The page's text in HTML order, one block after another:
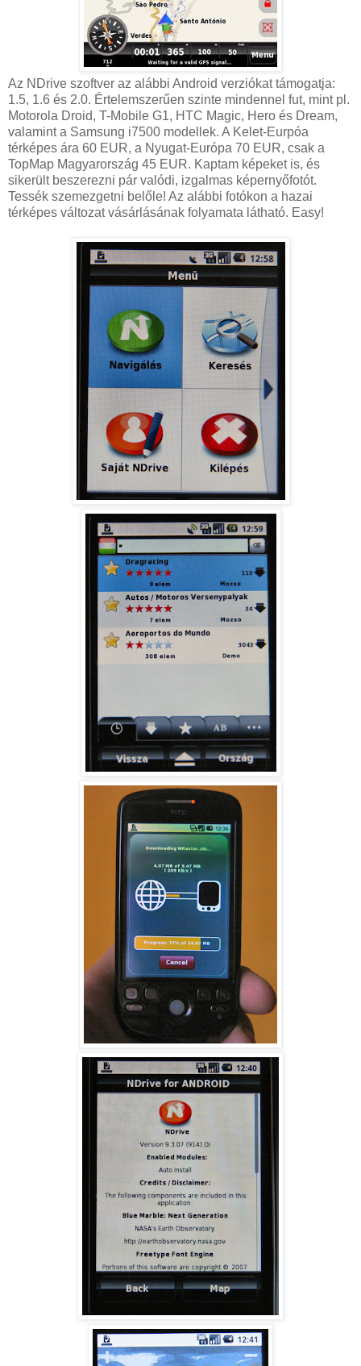
Az NDrive szoftver az alábbi Android verziókat támogatja:
1.5, 1.6 és 2.0. Értelemszerűen szinte mindennel fut, mint pl.
Motorola Droid, T-Mobile G1, HTC Magic, Hero és Dream,
valamint a Samsung i7500 modellek. A Kelet-Eurpóa
térképes ára 60 EUR, a Nyugat-Európa 70 EUR, csak a
TopMap Magyarország 45 EUR. Kaptam képeket is, és
sikerült beszerezni pár valódi, izgalmas képernyőfotót.
Tessék szemezgetni belőle! Az alábbi fotókon a hazai
térképes változat vásárlásának folyamata látható. Easy!